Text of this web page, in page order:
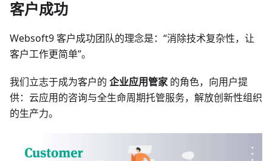
客户成功
Websoft9 客户成功团队的理念是：“消除技术复杂性，让
客户工作更简单”。
我们立志于成为客户的 企业应用管家 的角色，向用户提
供：云应用的咨询与全生命周期托管服务，解放创新性组织
的生产力。